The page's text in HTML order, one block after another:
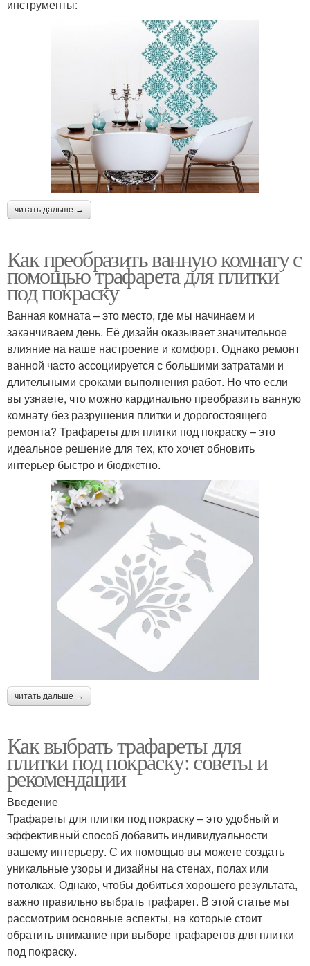
инструменты:
читать дальше →
Как преобразить ванную комнату с
помощью трафарета для плитки
под покраску
Ванная комната – это место, где мы начинаем и
заканчиваем день. Её дизайн оказывает значительное
влияние на наше настроение и комфорт. Однако ремонт
ванной часто ассоциируется с большими затратами и
длительными сроками выполнения работ. Но что если
вы узнаете, что можно кардинально преобразить ванную
комнату без разрушения плитки и дорогостоящего
ремонта? Трафареты для плитки под покраску – это
идеальное решение для тех, кто хочет обновить
интерьер быстро и бюджетно.
читать дальше →
Как выбрать трафареты для
плитки под покраску: советы и
рекомендации
Введение
Трафареты для плитки под покраску – это удобный и
эффективный способ добавить индивидуальности
вашему интерьеру. С их помощью вы можете создать
уникальные узоры и дизайны на стенах, полах или
потолках. Однако, чтобы добиться хорошего результата,
важно правильно выбрать трафарет. В этой статье мы
рассмотрим основные аспекты, на которые стоит
обратить внимание при выборе трафаретов для плитки
под покраску.